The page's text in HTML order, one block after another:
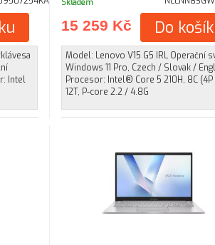
Intel
Skladem
15 259 Kč Do
Model: Lenovo V15 G5 IRL Operační
Windows 11 Pro, Czech / Slovak /
Procesor: Intel® Core 5 210H, 8C (4P
12T, P-core 2.2 / 4.8G